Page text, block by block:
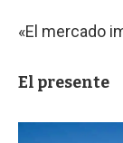
«El mercado
El presente